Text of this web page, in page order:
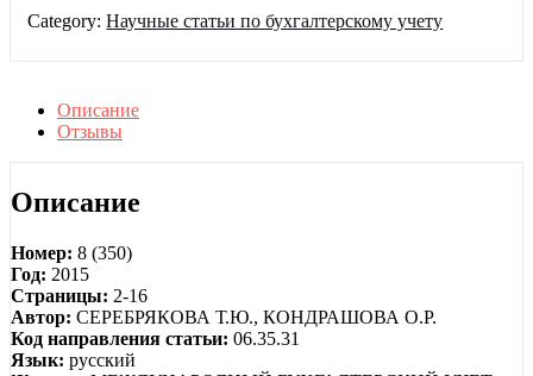
Category:Научные статьи по бухгалтерскому учету
Описание
Отзывы
Описание
Номер: 8 (350)
Год: 2015
Страницы: 2-16
Автор: СЕРЕБРЯКОВА Т.Ю., КОНДРАШОВА О.Р.
Код направления статьи: 06.35.31
Язык: русский